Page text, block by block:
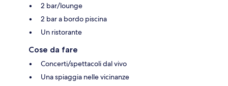
2 bar/lounge
2 bar a bordo piscina
Un ristorante
Cose da fare
Concerti/spettacoli dal vivo
Una spiaggia nelle vicinanze